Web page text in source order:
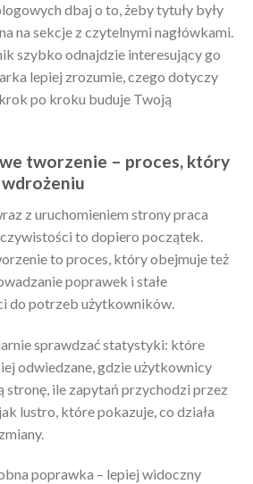
dbaj o to, żeby tytuły były
na sekcje z czytelnymi nagłówkami.
szybko odnajdzie interesujący go
lepiej zrozumie, czego dotyczy
po kroku buduje Twoją
tworzenie – proces, który
z uruchomieniem strony praca
to dopiero początek.
to proces, który obejmuje też
poprawek i stałe
do potrzeb użytkowników.
sprawdzać statystyki: które
odwiedzane, gdzie użytkownicy
stronę, ile zapytań przychodzi przez
lustro, które pokazuje, co działa
poprawka – lepiej widoczny